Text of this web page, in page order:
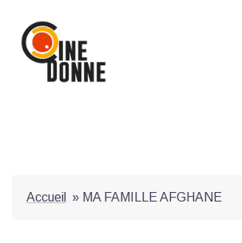
contenu
Accueil » MA FAMILLE AFGHANE